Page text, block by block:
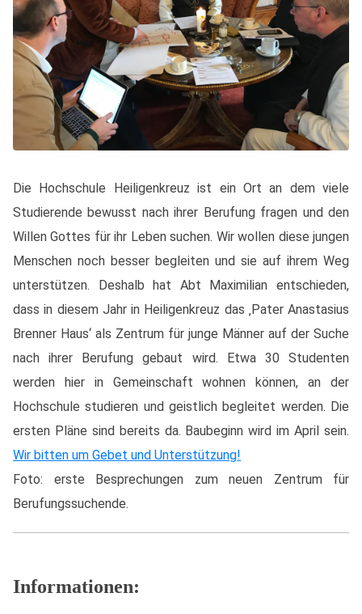
Die Hochschule Heiligenkreuz ist ein Ort an dem viele
Studierende bewusst nach ihrer Berufung fragen und den
Willen Gottes für ihr Leben suchen. Wir wollen diese jungen
Menschen noch besser begleiten und sie auf ihrem Weg
unterstützen. Deshalb hat Abt Maximilian entschieden,
dass in diesem Jahr in Heiligenkreuz das ‚Pater Anastasius
Brenner Haus‘ als Zentrum für junge Männer auf der Suche
nach ihrer Berufung gebaut wird. Etwa 30 Studenten
werden hier in Gemeinschaft wohnen können, an der
Hochschule studieren und geistlich begleitet werden. Die
ersten Pläne sind bereits da. Baubeginn wird im April sein.
Wir bitten um Gebet und Unterstützung!
Foto: erste Besprechungen zum neuen Zentrum für
Berufungssuchende.
Informationen: